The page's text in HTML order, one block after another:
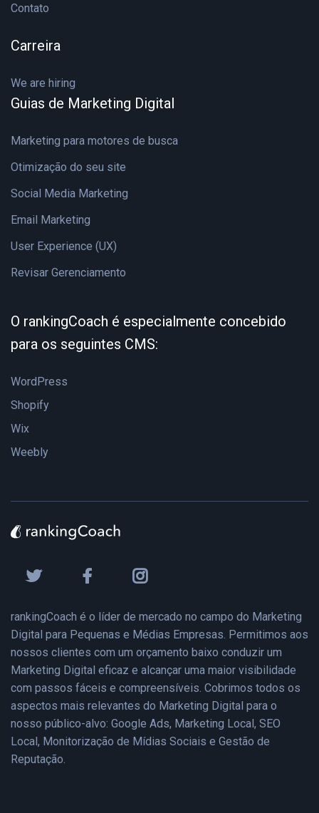
Contato
Carreira
We are hiring
Guias de Marketing Digital
Marketing para motores de busca
Otimização do seu site
Social Media Marketing
Email Marketing
User Experience (UX)
Revisar Gerenciamento
O rankingCoach é especialmente concebido
para os seguintes CMS:
WordPress
Shopify
Wix
Weebly
rankingCoach é o líder de mercado no campo do Marketing
Digital para Pequenas e Médias Empresas. Permitimos aos
nossos clientes com um orçamento baixo conduzir um
Marketing Digital eficaz e alcançar uma maior visibilidade
com passos fáceis e compreensíveis. Cobrimos todos os
aspectos mais relevantes do Marketing Digital para o
nosso público-alvo: Google Ads, Marketing Local, SEO
Local, Monitorização de Mídias Sociais e Gestão de
Reputação.